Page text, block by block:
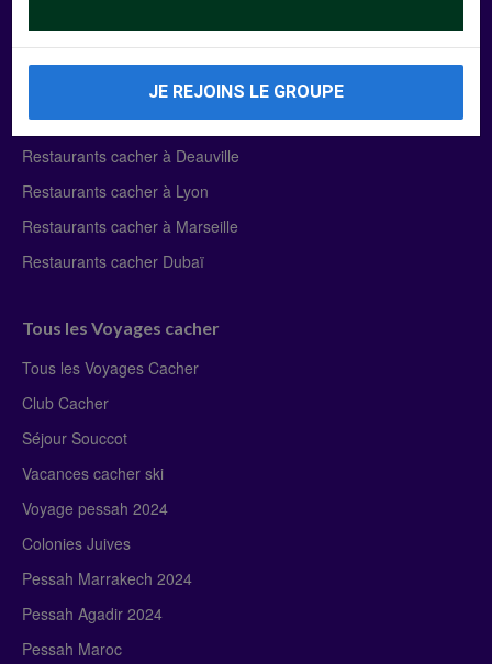
Manger Cacher
Liste des restaurants cacher
Restaurants cacher à Paris
Restaurants cacher à Deauville
Restaurants cacher à Lyon
Restaurants cacher à Marseille
Restaurants cacher Dubaï
Tous les Voyages cacher
Tous les Voyages Cacher
Club Cacher
Séjour Souccot
Vacances cacher ski
Voyage pessah 2024
Colonies Juives
Pessah Marrakech 2024
Pessah Agadir 2024
Pessah Maroc
JE REJOINS LE GROUPE